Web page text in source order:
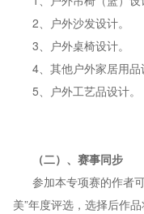
2、户外沙发设计。
3、户外桌椅设计。
4、其他户外家居用品
5、户外工艺品设计。
（二）、赛事同步
参加本专项赛的作者
美”年度评选，选择后作